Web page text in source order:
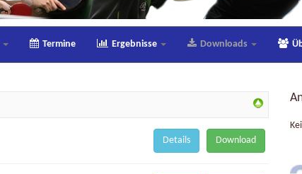
Termine Ergebnisse Downloads
Download
Details